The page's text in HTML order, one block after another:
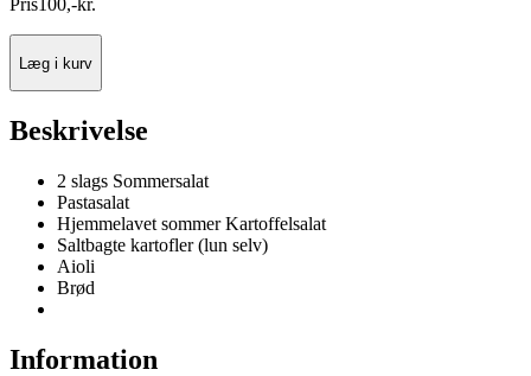
Pris100,-kr.
Læg i kurv
Beskrivelse
2 slags Sommersalat
Pastasalat
Hjemmelavet sommer Kartoffelsalat
Saltbagte kartofler (lun selv)
Aioli
Brød
Information